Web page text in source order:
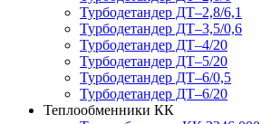
Турбодетандер ДТ–2,8/6,1
Турбодетандер ДТ–3,5/0,6
Турбодетандер ДТ–4/20
Турбодетандер ДТ–5/20
Турбодетандер ДТ–6/0,5
Турбодетандер ДТ–6/20
Теплообменники КК